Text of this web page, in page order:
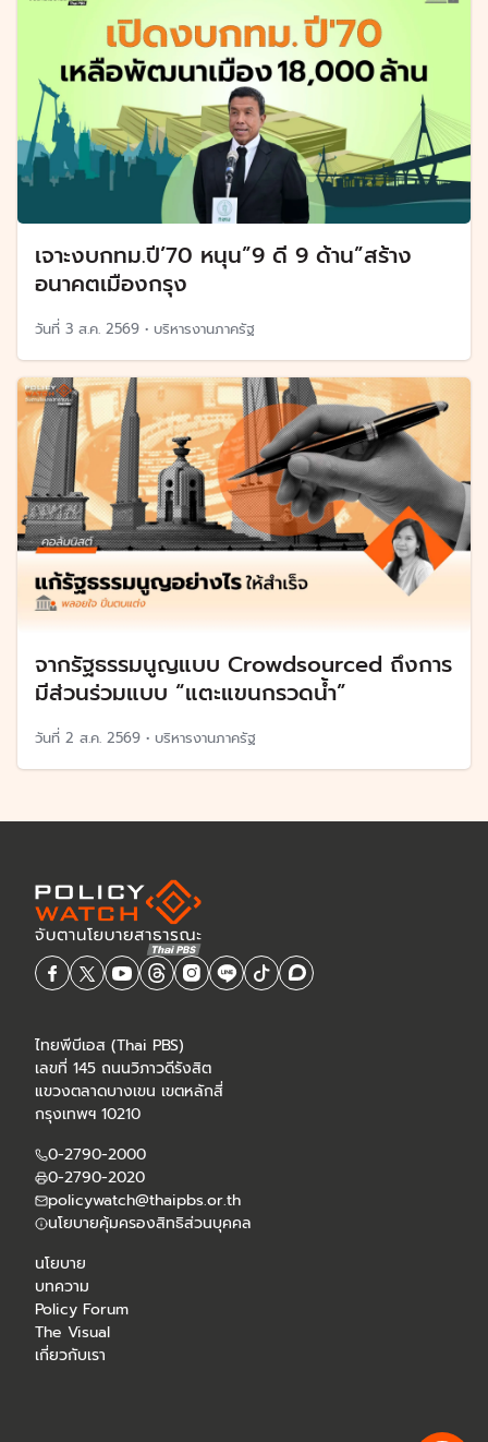
เจาะงบกทม.ปี’70 หนุน”9 ดี 9 ด้าน”สร้าง
อนาคตเมืองกรุง
วันที่ 3 ส.ค. 2569 • บริหารงานภาครัฐ
จากรัฐธรรมนูญแบบ Crowdsourced ถึงการ
มีส่วนร่วมแบบ “แตะแขนกรวดน้ำ”
วันที่ 2 ส.ค. 2569 • บริหารงานภาครัฐ
ไทยพีบีเอส (Thai PBS)
เลขที่ 145 ถนนวิภาวดีรังสิต
แขวงตลาดบางเขน เขตหลักสี่
กรุงเทพฯ 10210
0-2790-2000
0-2790-2020
policywatch@thaipbs.or.th
นโยบายคุ้มครองสิทธิส่วนบุคคล
นโยบาย
บทความ
Policy Forum
The Visual
เกี่ยวกับเรา